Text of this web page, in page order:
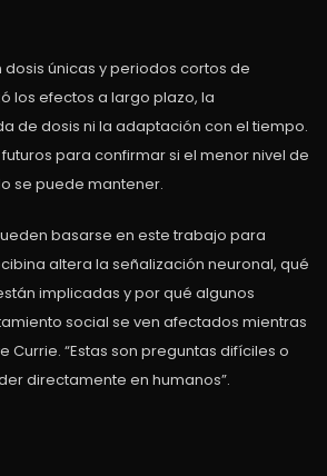
dosis únicas y periodos cortos de
los efectos a largo plazo, la
de dosis ni la adaptación con el tiempo.
para confirmar si el menor nivel de
se puede mantener.
basarse en este trabajo para
altera la señalización neuronal, qué
implicadas y por qué algunos
social se ven afectados mientras
Currie. “Estas son preguntas difíciles o
directamente en humanos”.